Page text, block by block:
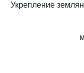
Укрепление